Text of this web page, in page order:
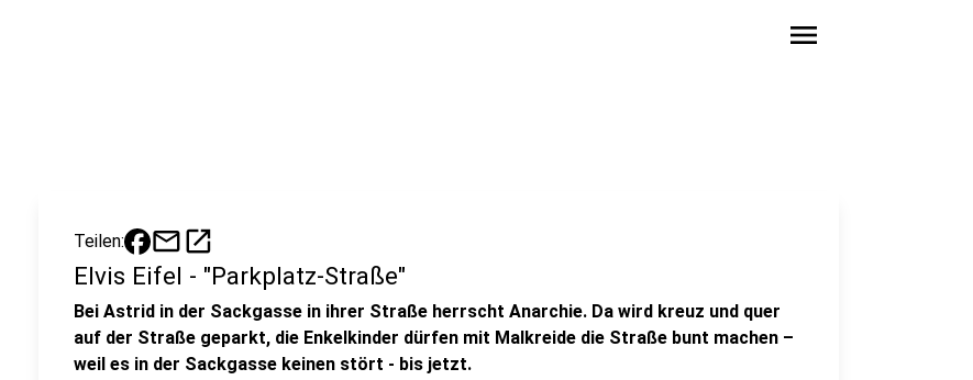
menu
Teilen: mailopen_in_new
Elvis Eifel - "Parkplatz-Straße"
Bei Astrid in der Sackgasse in ihrer Straße herrscht Anarchie. Da wird kreuz und quer
auf der Straße geparkt, die Enkelkinder dürfen mit Malkreide die Straße bunt machen –
weil es in der Sackgasse keinen stört - bis jetzt.